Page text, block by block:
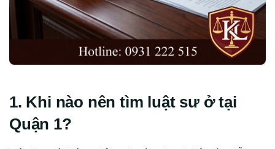
1. Khi nào nên tìm luật sư ở tại
Quận 1?